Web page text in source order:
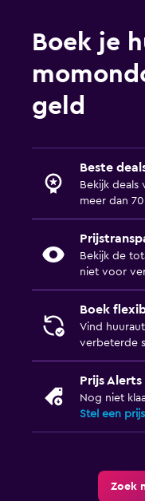
Boek je
geld
Beste
Bekijk
meer dan
Bekijk de
niet voor
Boek
Vind
verbeterde
Prijs Alerts
Nog niet
Stel een
Zoek